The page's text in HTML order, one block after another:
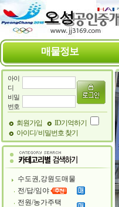
매물정보
아이
디
비밀
번호
회원가입
ID기억하기
아이디/ 비밀번호 찾기
수도권,강원도매물
전/답/임야
전원/농가주택